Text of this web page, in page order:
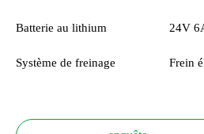
Batterie au lithium 24V
Système de freinage Frein